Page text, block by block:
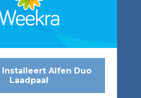
Installeert Alfen Duo
Laadpaal